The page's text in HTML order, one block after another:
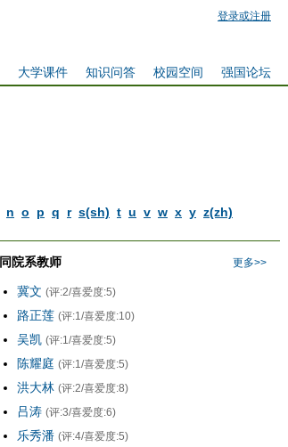
登录或注册
强国论坛
校园空间
知识问答
大学课件
n o p q r s(sh) t u v w x y z(zh)
更多>>
同院系教师
冀文 (评:2/喜爱度:5)
路正莲 (评:1/喜爱度:10)
吴凯 (评:1/喜爱度:5)
陈耀庭 (评:1/喜爱度:5)
洪大林 (评:2/喜爱度:8)
吕涛 (评:3/喜爱度:6)
乐秀潘 (评:4/喜爱度:5)